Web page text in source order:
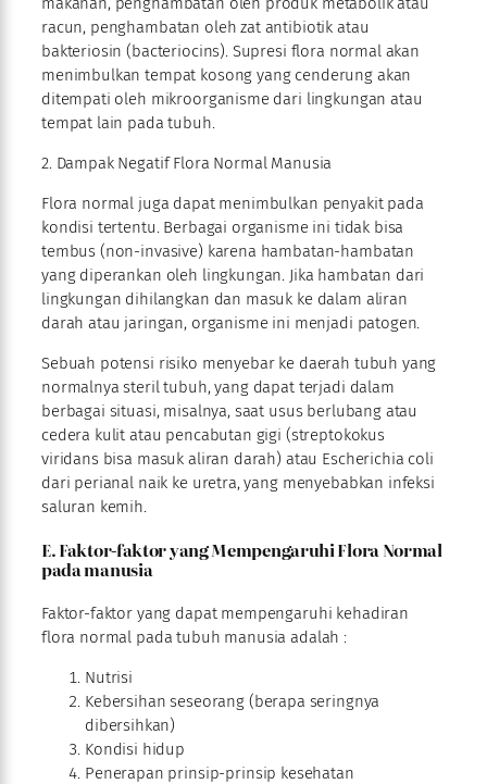
racun, penghambatan oleh zat antibiotik atau
bakteriosin (bacteriocins). Supresi flora normal akan
menimbulkan tempat kosong yang cenderung akan
ditempati oleh mikroorganisme dari lingkungan atau
tempat lain pada tubuh.
2. Dampak Negatif Flora Normal Manusia
Flora normal juga dapat menimbulkan penyakit pada
kondisi tertentu. Berbagai organisme ini tidak bisa
tembus (non-invasive) karena hambatan-hambatan
yang diperankan oleh lingkungan. Jika hambatan dari
lingkungan dihilangkan dan masuk ke dalam aliran
darah atau jaringan, organisme ini menjadi patogen.
Sebuah potensi risiko menyebar ke daerah tubuh yang
normalnya steril tubuh, yang dapat terjadi dalam
berbagai situasi, misalnya, saat usus berlubang atau
cedera kulit atau pencabutan gigi (streptokokus
viridans bisa masuk aliran darah) atau Escherichia coli
dari perianal naik ke uretra, yang menyebabkan infeksi
saluran kemih.
E. Faktor-faktor yang Mempengaruhi Flora Normal
pada manusia
Faktor-faktor yang dapat mempengaruhi kehadiran
flora normal pada tubuh manusia adalah :
Nutrisi
Kebersihan seseorang (berapa seringnya
dibersihkan)
Kondisi hidup
Penerapan prinsip-prinsip kesehatan